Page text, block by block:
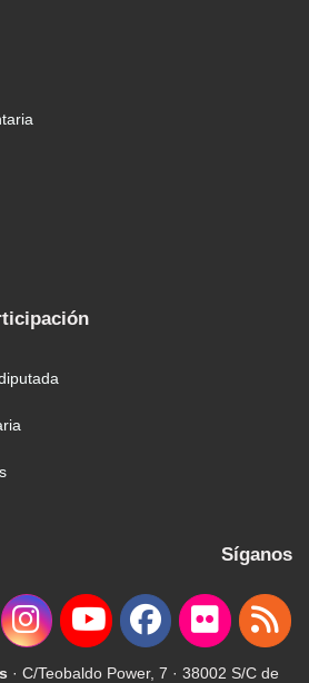
Síganos
· C/Teobaldo Power, 7 · 38002 S/C de